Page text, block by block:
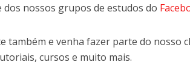
dos nossos grupos de estudos do
também e venha fazer parte do nosso
cursos e muito mais.